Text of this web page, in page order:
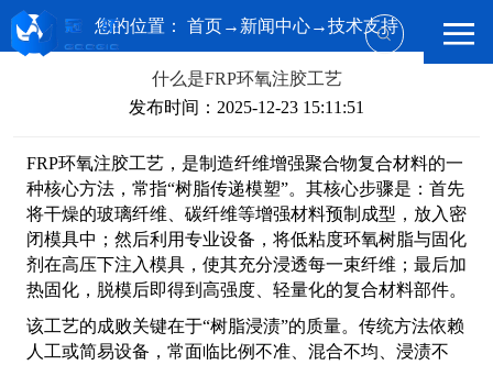
您的位置： 首页→ 新闻中心→技术支持
什么是FRP环氧注胶工艺
发布时间：2025-12-23 15:11:51
FRP环氧注胶工艺，是制造纤维增强聚合物复合材料的一
种核心方法，常指“树脂传递模塑”。其核心步骤是：首先
将干燥的玻璃纤维、碳纤维等增强材料预制成型，放入密
闭模具中；然后利用专业设备，将低粘度环氧树脂与固化
剂在高压下注入模具，使其充分浸透每一束纤维；最后加
热固化，脱模后即得到高强度、轻量化的复合材料部件。
该工艺的成败关键在于“树脂浸渍”的质量。传统方法依赖
人工或简易设备，常面临比例不准、混合不均、浸渍不